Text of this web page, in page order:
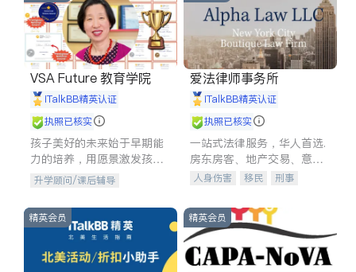
VSA Future 教育学院
iTalkBB精英认证
执照已核实
孩子美好的未来始于早期能
力的培养，用愿景激发孩子
的学习潜力和动力。理念：
拥有成长型心态是成功的基
石。
升学顾问/课后辅导
爱法律师事务所
iTalkBB精英认证
执照已核实
一站式法律服务，华人首选.
房东房客、地产交易、意外
伤害、车祸重伤、商业诉
建筑合同、刑事案件全包办
人身伤害 移民
刑事
信托/遗嘱
商业
索赔
律师-其它 保释
精英会员 精英会员